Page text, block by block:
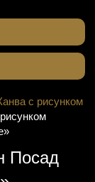
с рисунком
Посад